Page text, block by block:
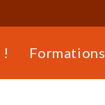
! Formations